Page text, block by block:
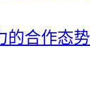
的合作态势